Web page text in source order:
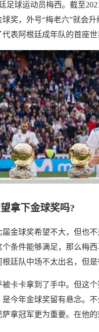
足球运动员梅西。截至
奖，外号“梅老六”就会
表阿根廷成年队的首座
拿下金球奖吗?
届金球奖希望不大，但也
条件能够满足，那么梅
廷队中场不太出名，但是
被卡卡拿到了手中。但这
今年金球奖留有悬念。
拿冠军更为重要。在他